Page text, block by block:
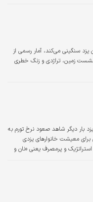
سنگینی می‌کند، آمار رسمی از
زمین، تراژدی و زنگ خطری
بار دیگر شاهد صعود نرخ تورم به
معیشت خانوارهای یزدی
و پرمصرف یعنی «نان و